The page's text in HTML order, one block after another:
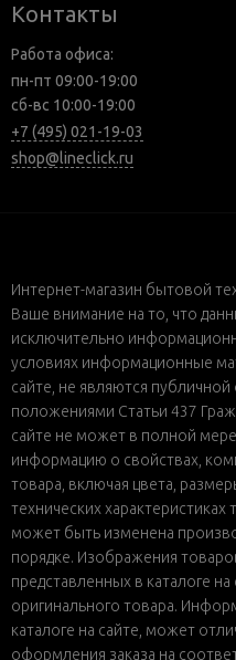
Контакты
Работа офиса:
пн-пт 09:00-19:00
сб-вс 10:00-19:00
+7 (495) 021-19-03
shop@lineclick.ru
Интернет-магазин бытовой
Ваше внимание на то, что
исключительно
условиях информационные
сайте, не являются
положениями Статьи 437
сайте не может в полной
информацию о свойствах,
товара, включая цвета,
технических характеристиках
может быть изменена
порядке. Изображения
представленных в каталоге
оригинального товара.
каталоге на сайте, может
оформления заказа на